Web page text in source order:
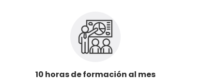
10 horas de formación al mes